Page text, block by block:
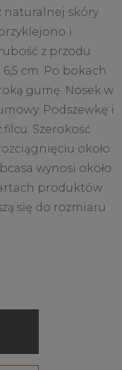
naturalnej skóry
i
z przodu
6,5 cm. Po bokach
gumę. Nosek w
Podszewkę i
Szerokość
około
wynosi około
produktów
się do rozmiaru